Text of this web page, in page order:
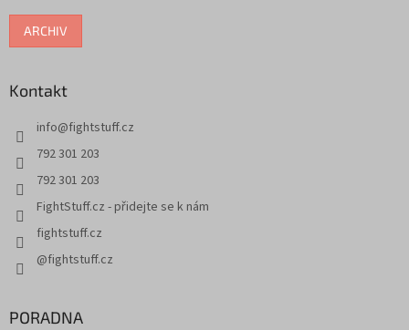
ARCHIV
Kontakt
info@fightstuff.cz
792 301 203
792 301 203
FightStuff.cz - přidejte se k nám
fightstuff.cz
@fightstuff.cz
PORADNA